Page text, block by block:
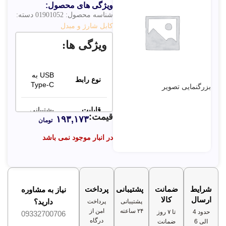
بزرگنمایی تصویر
ویژگی های محصول:
شناسه محصول: 01901052 دسته:
کابل شارژ و مبدل
ویژگی ها:
نوع رابط
USB به
Type-C
قابلیت
شارژ سریع
پشتیبانی
می‌کند
شدت
در انبار موجود نمی باشد
قیمت:۱۹۳,۱۷۳ تومان
شرایط
ارسال
حدود 4
الی 6
ضمانت
کالا
تا ۷ روز
ضمانت
پشتیبانی
پشتیبانی
۲۴ ساعته
پرداخت
پرداخت
امن از
درگاه
نیاز به مشاوره
دارید؟
09332700706